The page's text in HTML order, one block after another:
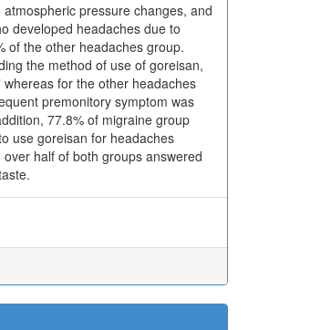
pressure changes, and
developed headaches due to
of the other headaches group.
the method of use of goreisan,
for the other headaches
premonitory symptom was
77.8% of migraine group
use goreisan for headaches
half of both groups answered